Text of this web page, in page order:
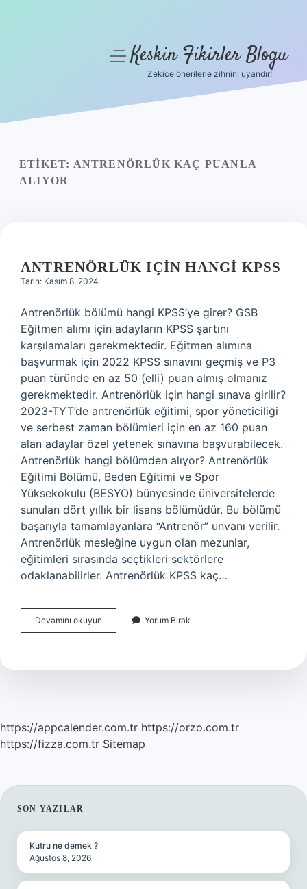
Yasal Uyarı
menüyüKeskin Fikirler Blogu
Zekice önerilerle zihnini uyandır!
ETIKET: ANTRENÖRLÜK KAÇ PUANLA
ALIYOR
ANTRENÖRLÜK IÇIN HANGI KPSS
Tarih: Kasım 8, 2024
Antrenörlük bölümü hangi KPSS’ye girer? GSB
Eğitmen alımı için adayların KPSS şartını
karşılamaları gerekmektedir. Eğitmen alımına
başvurmak için 2022 KPSS sınavını geçmiş ve P3
puan türünde en az 50 (elli) puan almış olmanız
gerekmektedir. Antrenörlük için hangi sınava girilir?
2023-TYT’de antrenörlük eğitimi, spor yöneticiliği
ve serbest zaman bölümleri için en az 160 puan
alan adaylar özel yetenek sınavına başvurabilecek.
Antrenörlük hangi bölümden alıyor? Antrenörlük
Eğitimi Bölümü, Beden Eğitimi ve Spor
Yüksekokulu (BESYO) bünyesinde üniversitelerde
sunulan dört yıllık bir lisans bölümüdür. Bu bölümü
başarıyla tamamlayanlara “Antrenör” unvanı verilir.
Antrenörlük mesleğine uygun olan mezunlar,
eğitimleri sırasında seçtikleri sektörlere
odaklanabilirler. Antrenörlük KPSS kaç…
Devamını okuyun Antrenörlük
Için
Yorum Bırak
https://appcalender.com.tr https://orzo.com.tr
https://fizza.com.tr Sitemap
SIDEBAR
SON YAZILAR
Kutru ne demek ?
Ağustos 8, 2026